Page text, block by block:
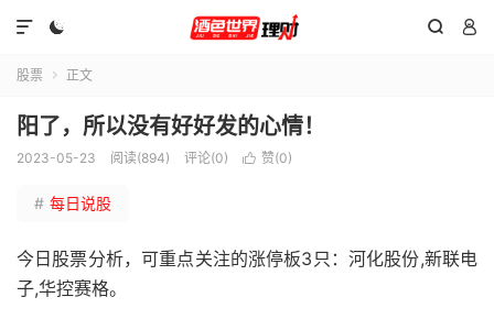
  

股票  正文
阳了，所以没有好好发的心情！
2023-05-23 阅读(894) 评论(0)  赞(0)
# 每日说股
今日股票分析，可重点关注的涨停板3只：河化股份,新联电
子,华控赛格。